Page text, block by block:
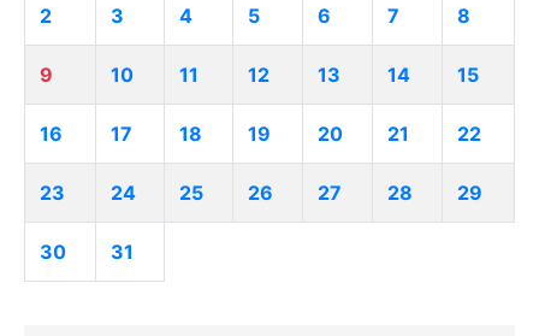
2 3 4 5 6 7 8
9 10 11 12 13 14 15
16 17 18 19 20 21 22
23 24 25 26 27 28 29
30 31